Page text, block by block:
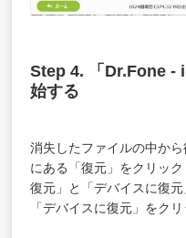
Step 4. 「Dr.Fone -
始する
消失したファイルの中か
にある「復元」をクリッ
復元」と「デバイスに復
「デバイスに復元」をク